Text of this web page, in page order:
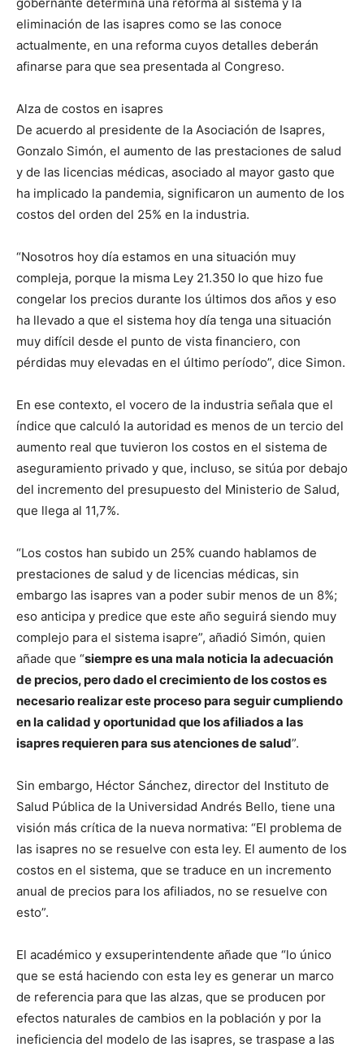
eliminación de las isapres como se las conoce
actualmente, en una reforma cuyos detalles deberán
afinarse para que sea presentada al Congreso.
Alza de costos en isapres
De acuerdo al presidente de la Asociación de Isapres,
Gonzalo Simón, el aumento de las prestaciones de salud
y de las licencias médicas, asociado al mayor gasto que
ha implicado la pandemia, significaron un aumento de los
costos del orden del 25% en la industria.
“Nosotros hoy día estamos en una situación muy
compleja, porque la misma Ley 21.350 lo que hizo fue
congelar los precios durante los últimos dos años y eso
ha llevado a que el sistema hoy día tenga una situación
muy difícil desde el punto de vista financiero, con
pérdidas muy elevadas en el último período”, dice Simon.
En ese contexto, el vocero de la industria señala que el
índice que calculó la autoridad es menos de un tercio del
aumento real que tuvieron los costos en el sistema de
aseguramiento privado y que, incluso, se sitúa por debajo
del incremento del presupuesto del Ministerio de Salud,
que llega al 11,7%.
“Los costos han subido un 25% cuando hablamos de
prestaciones de salud y de licencias médicas, sin
embargo las isapres van a poder subir menos de un 8%;
eso anticipa y predice que este año seguirá siendo muy
complejo para el sistema isapre”, añadió Simón, quien
añade que “siempre es una mala noticia la adecuación
de precios, pero dado el crecimiento de los costos es
necesario realizar este proceso para seguir cumpliendo
en la calidad y oportunidad que los afiliados a las
isapres requieren para sus atenciones de salud”.
Sin embargo, Héctor Sánchez, director del Instituto de
Salud Pública de la Universidad Andrés Bello, tiene una
visión más crítica de la nueva normativa: “El problema de
las isapres no se resuelve con esta ley. El aumento de los
costos en el sistema, que se traduce en un incremento
anual de precios para los afiliados, no se resuelve con
esto”.
El académico y exsuperintendente añade que “lo único
que se está haciendo con esta ley es generar un marco
de referencia para que las alzas, que se producen por
efectos naturales de cambios en la población y por la
ineficiencia del modelo de las isapres, se traspase a las